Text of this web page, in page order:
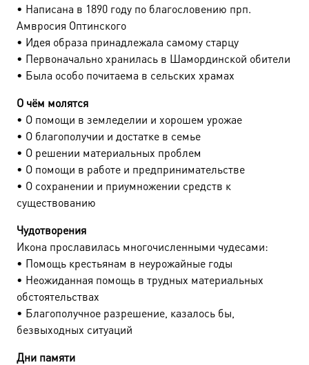
• Написана в 1890 году по благословению прп.
Амвросия Оптинского
• Идея образа принадлежала самому старцу
• Первоначально хранилась в Шамординской обители
• Была особо почитаема в сельских храмах
О чём молятся
• О помощи в земледелии и хорошем урожае
• О благополучии и достатке в семье
• О решении материальных проблем
• О помощи в работе и предпринимательстве
• О сохранении и приумножении средств к
существованию
Чудотворения
Икона прославилась многочисленными чудесами:
• Помощь крестьянам в неурожайные годы
• Неожиданная помощь в трудных материальных
обстоятельствах
• Благополучное разрешение, казалось бы,
безвыходных ситуаций
Дни памяти